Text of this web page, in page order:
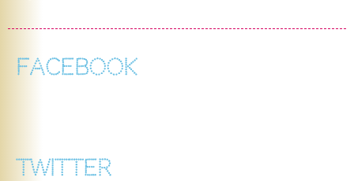
FACEBOOK
TWITTER